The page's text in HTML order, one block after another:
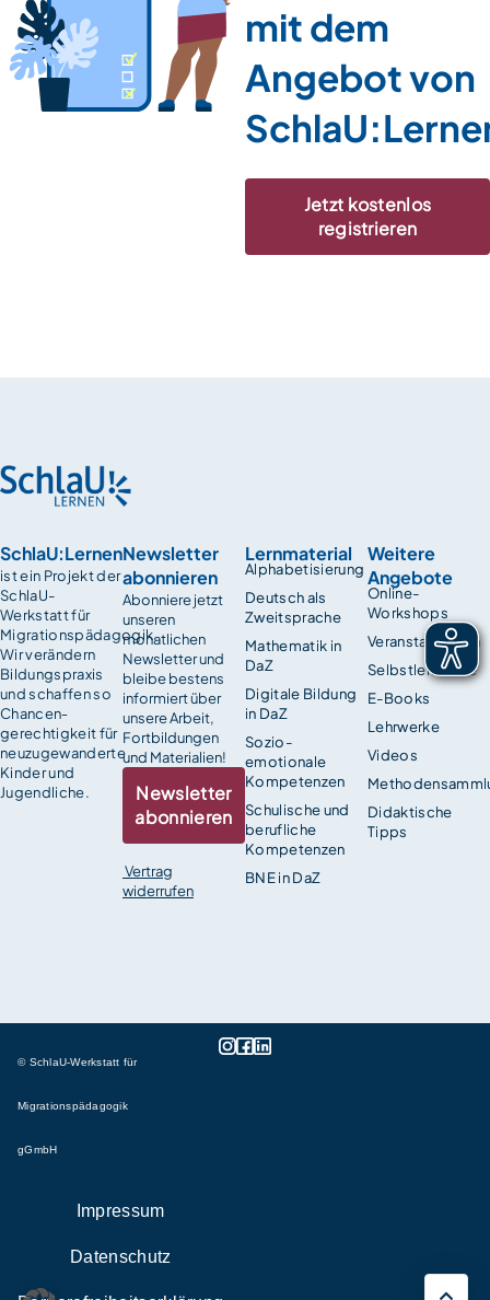
mit dem
Angebot von
Jetzt kostenlos
registrieren
SchlaU:Lernen
ist ein Projekt der
SchlaU-
Werkstatt für
Migrationspädagogik.
Wir verändern
Bildungspraxis
und schaffen so
Chancen­
gerechtigkeit für
neuzugewanderte
Kinder und
Jugendliche.
Lernmaterial
Alphabetisierung
Deutsch als
Zweitsprache
Mathematik in
DaZ
Digitale Bildung
in DaZ
Sozio-
emotionale
Kompetenzen
Schulische und
berufliche
Kompetenzen
BNE in DaZ
Weitere
Angebote
Online-
Workshops
Veranstaltungen
Selbstlernkurse
E-Books
Lehrwerke
Videos
Didaktische
Tipps
Newsletter
abonnieren
Abonniere jetzt
unseren
monatlichen
Newsletter und
bleibe bestens
informiert über
unsere Arbeit,
Fortbildungen
und Materialien!
Newsletter
abonnieren
Vertrag
widerrufen
© SchlaU-Werkstatt für
Migrationspädagogik
gGmbH
Impressum
Datenschutz